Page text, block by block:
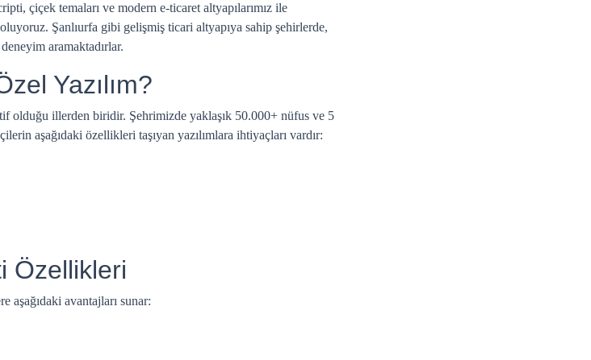
çiçek temaları ve modern e-ticaret altyapılarımız ile
Şanlıurfa gibi gelişmiş ticari altyapıya sahip şehirlerde,
aramaktadırlar.
Yazılım?
olduğu illerden biridir. Şehrimizde yaklaşık 50.000+ nüfus ve 5
aşağıdaki özellikleri taşıyan yazılımlara ihtiyaçları vardır:
Özellikleri
aşağıdaki avantajları sunar: